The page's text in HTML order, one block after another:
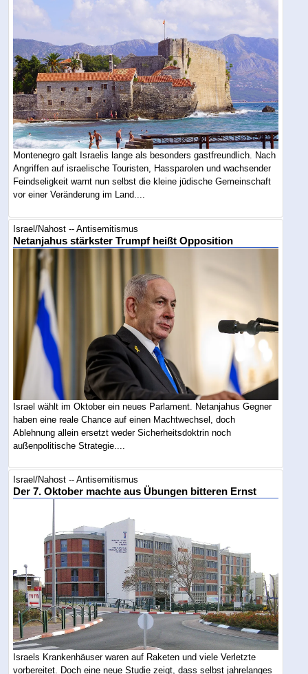
Montenegro galt Israelis lange als besonders gastfreundlich. Nach
Angriffen auf israelische Touristen, Hassparolen und wachsender
Feindseligkeit warnt nun selbst die kleine jüdische Gemeinschaft
vor einer Veränderung im Land....
Israel/Nahost -- Antisemitismus
Netanjahus stärkster Trumpf heißt Opposition
Israel wählt im Oktober ein neues Parlament. Netanjahus Gegner
haben eine reale Chance auf einen Machtwechsel, doch
Ablehnung allein ersetzt weder Sicherheitsdoktrin noch
außenpolitische Strategie....
Israel/Nahost -- Antisemitismus
Der 7. Oktober machte aus Übungen bitteren Ernst
Israels Krankenhäuser waren auf Raketen und viele Verletzte
vorbereitet. Doch eine neue Studie zeigt, dass selbst jahrelanges